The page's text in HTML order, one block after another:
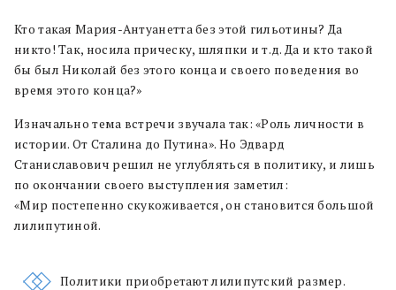
Кто такая Мария-Антуанетта без этой гильотины? Да
никто! Так, носила прическу, шляпки и т.д. Да и кто такой
бы был Николай без этого конца и своего поведения во
время этого конца?»
Изначально тема встречи звучала так: «Роль личности в
истории. От Сталина до Путина». Но Эдвард
Станиславович решил не углубляться в политику, и лишь
по окончании своего выступления заметил:
«Мир постепенно скукоживается, он становится большой
лилипутиной.
Политики приобретают лилипутский размер.